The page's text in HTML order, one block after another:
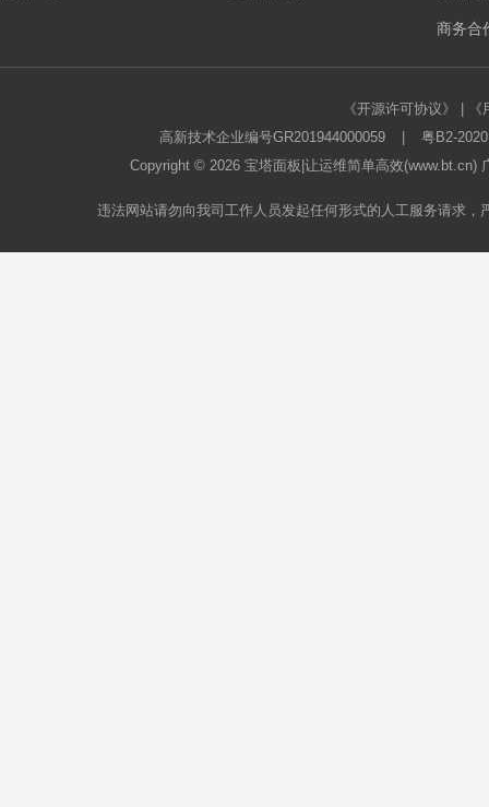
商务合
《开源许可协议》
高新技术企业编号GR201944000059
粤B2-
Copyright © 2026 宝塔面板 |让运维简单高效
违法网站请勿向我司工作人员发起任何形式的人工服务请求，